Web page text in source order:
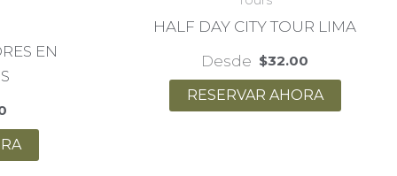
EN
HALF DAY CITY TOUR LIMA
Desde $32.00
RESERVAR AHORA